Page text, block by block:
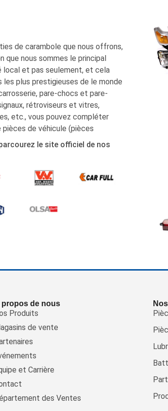
de carambole que nous offrons,
nous sommes le principal
local et pas seulement, et cela
plus prestigieuses de le monde
pare-chocs et pare-
rétroviseurs et vitres,
etc., vous pouvez compléter
de véhicule (pièces
le site officiel de nos
propos de nous
Produits
de vente
et Carrière
des Ventes